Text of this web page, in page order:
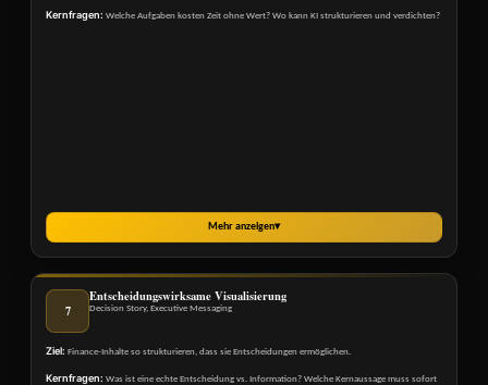
Kernfragen: Welche Aufgaben kosten Zeit ohne Wert? Wo kann KI strukturieren und verdichten?
Mehr anzeigen▾
7
Entscheidungswirksame Visualisierung
Decision Story, Executive Messaging
Ziel: Finance-Inhalte so strukturieren, dass sie Entscheidungen ermöglichen.
Kernfragen: Was ist eine echte Entscheidung vs. Information? Welche Kernaussage muss sofort